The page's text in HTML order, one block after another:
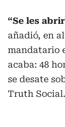
“Se les
añadió, en
mandatario
acaba: 48
se desate
Truth Social.